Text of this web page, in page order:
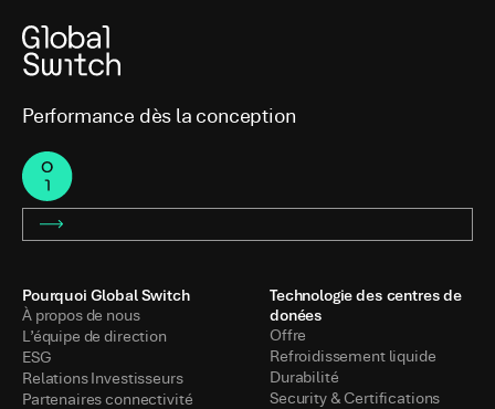
Performance dès la conception
Pourquoi Global Switch
À propos de nous
L’équipe de direction
ESG
Relations Investisseurs
Partenaires connectivité
Technologie des centres de
donées
Offre
Refroidissement liquide
Durabilité
Security & Certifications